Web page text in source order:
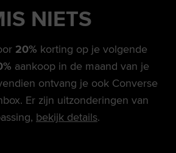
NIETS
20% korting op je volgende
aankoop in de maand van je
ontvang je ook Converse
Er zijn uitzonderingen van
bekijk details.